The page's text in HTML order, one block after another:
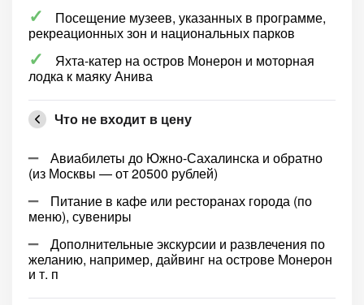
Посещение музеев, указанных в программе,
рекреационных зон и национальных парков
Яхта-катер на остров Монерон и моторная
лодка к маяку Анива
Что не входит в цену
Авиабилеты до Южно-Сахалинска и обратно
(из Москвы — от 20500 рублей)
Питание в кафе или ресторанах города (по
меню), сувениры
Дополнительные экскурсии и развлечения по
желанию, например, дайвинг на острове Монерон
и т. п